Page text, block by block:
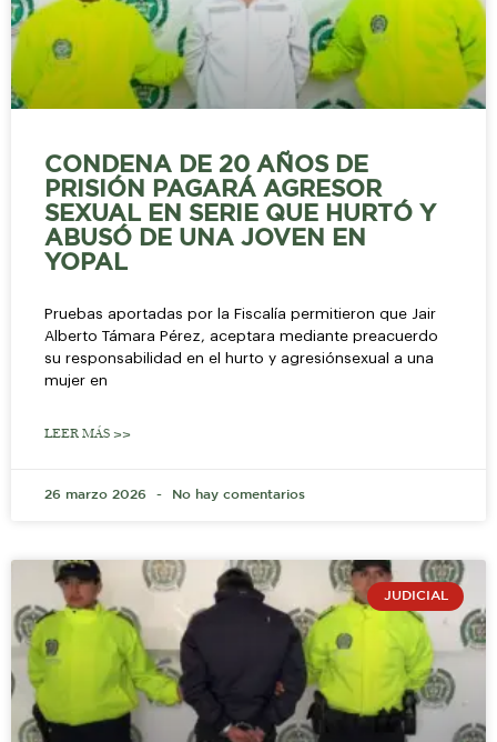
CONDENA DE 20 AÑOS DE
PRISIÓN PAGARÁ AGRESOR
SEXUAL EN SERIE QUE HURTÓ Y
ABUSÓ DE UNA JOVEN EN
YOPAL
Pruebas aportadas por la Fiscalía permitieron que Jair
Alberto Támara Pérez, aceptara mediante preacuerdo
su responsabilidad en el hurto y agresiónsexual a una
mujer en
LEER MÁS >>
26 marzo 2026 No hay comentarios
JUDICIAL